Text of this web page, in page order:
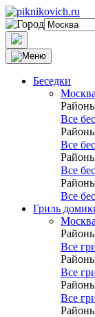
Беседки
Москва
Все
Все
Все
Все
Гриль
Москва
Все
Все
Все